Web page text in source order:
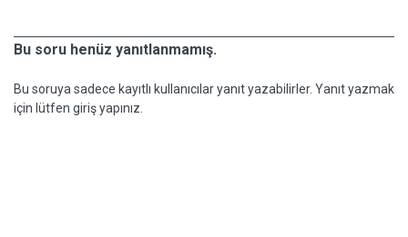
Bu soru henüz yanıtlanmamış.
Bu soruya sadece kayıtlı kullanıcılar yanıt yazabilirler. Yanıt yazmak
için lütfen giriş yapınız.